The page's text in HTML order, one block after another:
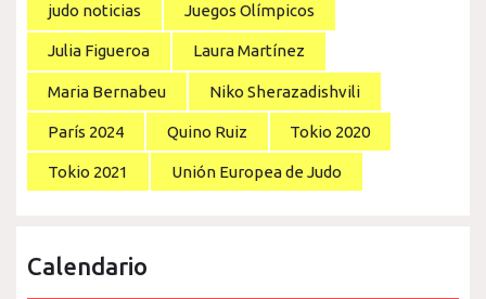
judo noticias Juegos Olímpicos
Julia Figueroa Laura Martínez
Maria Bernabeu Niko Sherazadishvili
París 2024 Quino Ruiz Tokio 2020
Tokio 2021 Unión Europea de Judo
Calendario